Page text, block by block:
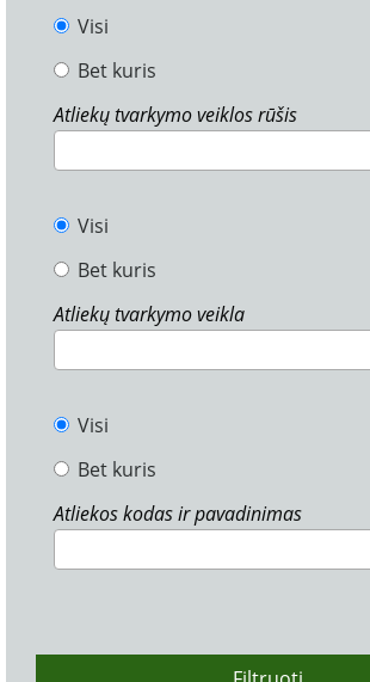
Visi
Bet kuris
Atliekų tvarkymo veiklos rūšis
Visi
Bet kuris
Atliekų tvarkymo veikla
Visi
Bet kuris
Atliekos kodas ir pavadinimas